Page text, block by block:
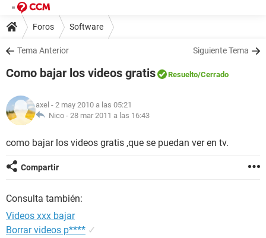
Foros Software
Tema Anterior Siguiente Tema
Como bajar los videos gratis Resuelto/Cerrado
axel - 2 may 2010 a las 05:21
Nico - 28 mar 2011 a las 16:43
como bajar los videos gratis ,que se puedan ver en tv.
Compartir
Consulta también:
Videos xxx bajar
Borrar videos p**** ✓